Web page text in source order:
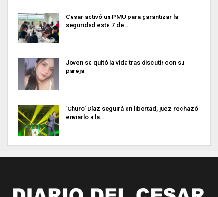
Cesar activó un PMU para garantizar la
seguridad este 7 de…
Joven se quitó la vida tras discutir con su
pareja
‘Churo’ Díaz seguirá en libertad, juez rechazó
enviarlo a la…